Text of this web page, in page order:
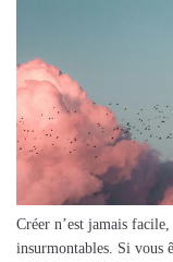
Créer n’est jamais
insurmontables. Si vous